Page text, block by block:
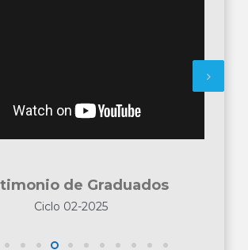
de Graduados
Ciclo 02-2025